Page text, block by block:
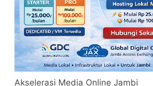
Akselerasi Media Online Jambi